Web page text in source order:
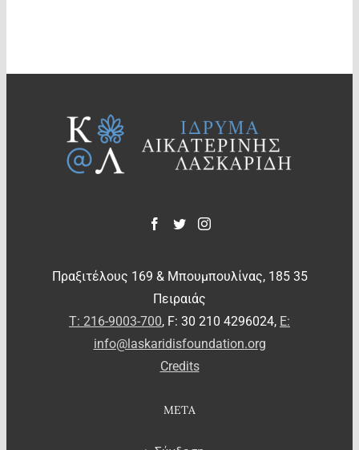
Πραξιτέλους 169 & Μπουμπουλίνας, 185 35
Πειραιάς
T: 216-9003-700, F: 30 210 4296024, E:
info@laskaridisfoundation.org
Credits
META